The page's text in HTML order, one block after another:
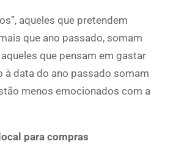
aqueles que pretendem
que ano passado, somam
que pensam em gastar
à data do ano passado somam
menos emocionados com a
para compras